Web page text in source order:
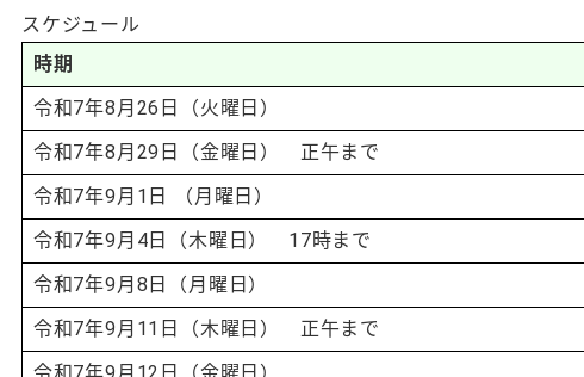
スケジュール
時期
令和7年8月26日（火曜日）
令和7年8月29日（金曜日） 正午まで
令和7年9月1日 （月曜日）
令和7年9月4日（木曜日） 17時まで
令和7年9月8日（月曜日）
令和7年9月11日（木曜日） 正午まで